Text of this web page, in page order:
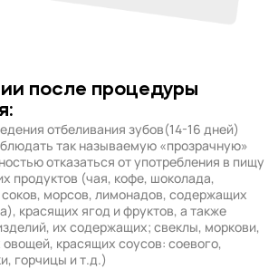
после процедуры
отбеливания зубов(14-16 дней)
так называемую «прозрачную»
отказаться от употребления в пищу
продуктов (чая, кофе, шоколада,
соков, морсов, лимонадов, содержащих
красящих ягод и фруктов, а также
их содержащих; свеклы, моркови,
красящих соусов: соевого,
горчицы и т.д.)